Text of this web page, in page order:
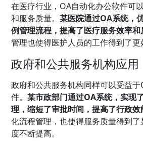
在医疗行业，OA自动化办公软件可
和服务质量。某医院通过OA系统，
例管理流程，提高了医疗服务效率和
管理也使得医护人员的工作得到了更
政府和公共服务机构应用
政府和公共服务机构同样可以受益
件。某市政部门通过OA系统，实现
理，缩短了审批时间，提高了行政效
化流程管理，也使得服务质量得到
度不断提高。